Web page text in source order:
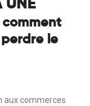
UNE
perdre le
aux commerces